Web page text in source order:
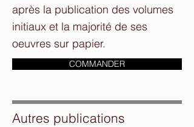
après la publication des volumes
initiaux et la majorité de ses
oeuvres sur papier.
COMMANDER
Autres publications